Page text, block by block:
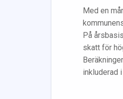
Med en
På
skatt för
inkluderad